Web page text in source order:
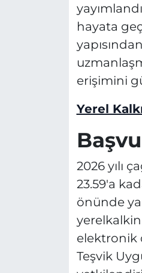
hayata
erişimini
Yerel
2026 yılı
23.59'a
önünde
elektronik
Teşvik